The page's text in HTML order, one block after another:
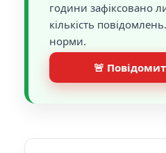
години зафіксовано
кількість
норми.
🚨